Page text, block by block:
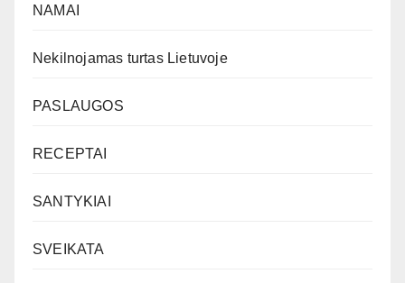
NAMAI
Nekilnojamas turtas Lietuvoje
PASLAUGOS
RECEPTAI
SANTYKIAI
SVEIKATA